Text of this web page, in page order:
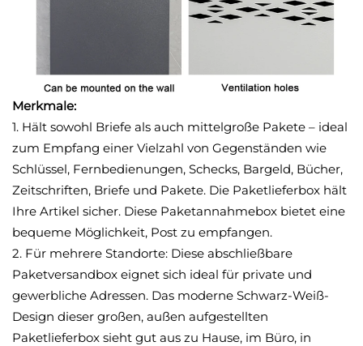
Merkmale:
1. Hält sowohl Briefe als auch mittelgroße Pakete – ideal
zum Empfang einer Vielzahl von Gegenständen wie
Schlüssel, Fernbedienungen, Schecks, Bargeld, Bücher,
Zeitschriften, Briefe und Pakete. Die Paketlieferbox hält
Ihre Artikel sicher. Diese Paketannahmebox bietet eine
bequeme Möglichkeit, Post zu empfangen.
2. Für mehrere Standorte: Diese abschließbare
Paketversandbox eignet sich ideal für private und
gewerbliche Adressen. Das moderne Schwarz-Weiß-
Design dieser großen, außen aufgestellten
Paketlieferbox sieht gut aus zu Hause, im Büro, in